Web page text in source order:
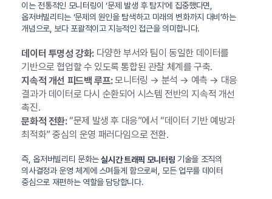
이는 전통적인 모니터링이 ‘문제 발생 후 탐지’에 집중했다면,
옵저버빌리티는 ‘문제의 원인을 탐색하고 미래의 변화까지 대비’하는
개념으로, 보다 포괄적이고 지능적인 접근을 의미합니다.
데이터 투명성 강화:다양한 부서와 팀이 동일한 데이터를
기반으로 협업할 수 있도록 통합된 관찰 체계를 구축.
지속적 개선 피드백 루프:모니터링 → 분석 → 예측 → 대응
결과가 데이터로 다시 순환되어 시스템 전반의 지속적 개선
촉진.
문화적 전환:“문제 발생 후 대응”에서 “데이터 기반 예방과
최적화” 중심의 운영 패러다임으로 전환.
즉, 옵저버빌리티 문화는실시간 트래픽 모니터링 기술을 조직의
의사결정과 운영 체계에 스며들게 함으로써, 모든 업무를 데이터
중심으로 재편하는 역할을 담당합니다.